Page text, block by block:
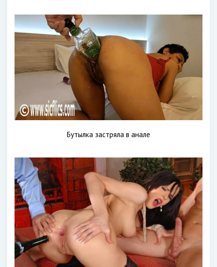
Бутылка застряла в анале